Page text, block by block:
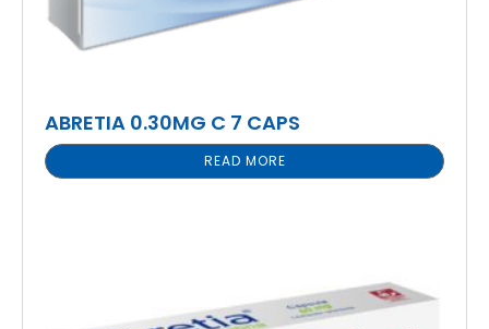
ABRETIA 0.30MG C 7 CAPS
READ MORE